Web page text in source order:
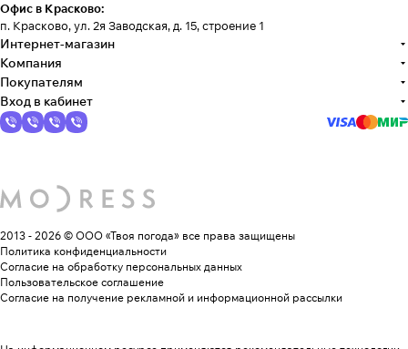
Офис в Красково:
п. Красково, ул. 2я Заводская, д. 15, строение 1
Интернет-магазин
Компания
Покупателям
Вход в кабинет
2013 - 2026 © ООО «Твоя погода» все права защищены
Политика конфиденциальности
Согласие на обработку персональных данных
Пользовательское соглашение
Согласие на получение рекламной и информационной рассылки